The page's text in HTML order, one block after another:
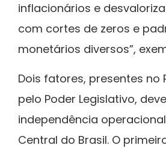
inflacionários e
com cortes de zeros e
monetários diversos”,
Dois fatores, presentes no
pelo Poder Legislativo,
independência
Central do Brasil. O